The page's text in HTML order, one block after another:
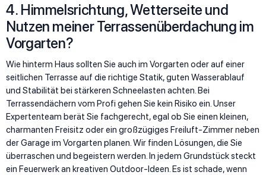
4. Himmelsrichtung, Wetterseite und
Nutzen meiner Terrassenüberdachung im
Vorgarten?
Wie hinterm Haus sollten Sie auch im Vorgarten oder auf einer
seitlichen Terrasse auf die richtige Statik, guten Wasserablauf
und Stabilität bei stärkeren Schneelasten achten. Bei
Terrassendächern vom Profi gehen Sie kein Risiko ein. Unser
Expertenteam berät Sie fachgerecht, egal ob Sie einen kleinen,
charmanten Freisitz oder ein großzügiges Freiluft-Zimmer neben
der Garage im Vorgarten planen. Wir finden Lösungen, die Sie
überraschen und begeistern werden. In jedem Grundstück steckt
ein Feuerwerk an kreativen Outdoor-Ideen. Es ist schade, wenn